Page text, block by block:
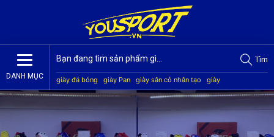
DANH MỤC
Tìm
giày đá bóng giày Pan giày sân cỏ nhân tạo
giày
Jogarbola
giày Mitre giày Akka quần áo bóng đá
giày